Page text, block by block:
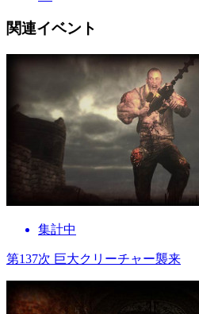
関連イベント
集計中
第137次 巨大クリーチャー襲来